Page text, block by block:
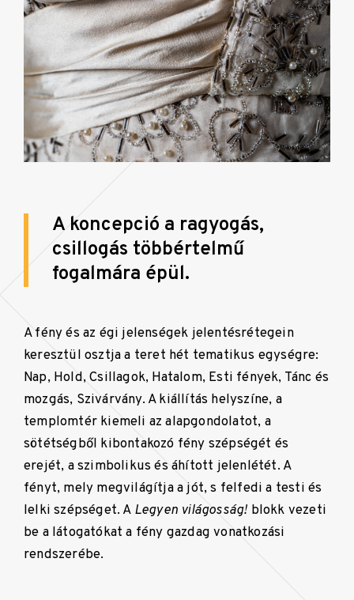
A koncepció a ragyogás,
csillogás többértelmű
fogalmára épül.
A fény és az égi jelenségek jelentésrétegein
keresztül osztja a teret hét tematikus egységre:
Nap, Hold, Csillagok, Hatalom, Esti fények, Tánc és
mozgás, Szivárvány. A kiállítás helyszíne, a
templomtér kiemeli az alapgondolatot, a
sötétségből kibontakozó fény szépségét és
erejét, a szimbolikus és áhított jelenlétét. A
fényt, mely megvilágítja a jót, s felfedi a testi és
lelki szépséget. A Legyen világosság! blokk vezeti
be a látogatókat a fény gazdag vonatkozási
rendszerébe.